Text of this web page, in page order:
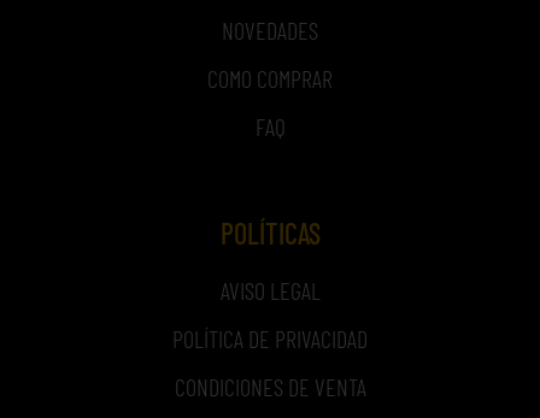
NOVEDADES
COMO COMPRAR
FAQ
POLÍTICAS
AVISO LEGAL
POLÍTICA DE PRIVACIDAD
CONDICIONES DE VENTA